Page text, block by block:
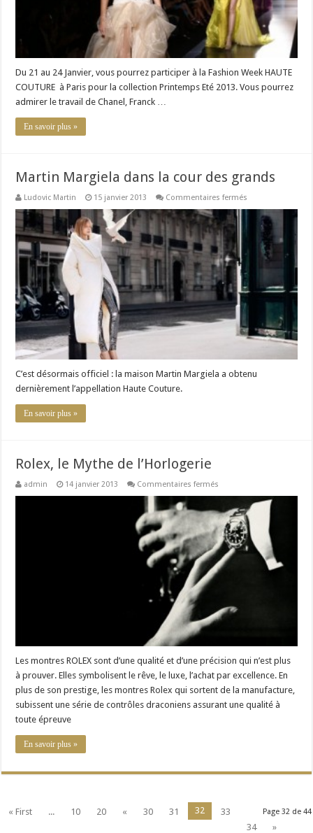
Du 21 au 24 Janvier, vous pourrez participer à la Fashion Week HAUTE
COUTURE à Paris pour la collection Printemps Eté 2013. Vous pourrez
admirer le travail de Chanel, Franck …
En savoir plus »
Martin Margiela dans la cour des grands
Ludovic Martin 15 janvier 2013 Commentaires fermés
Margiela
dans
cour
grands
C’est désormais officiel : la maison Martin Margiela a obtenu
dernièrement l’appellation Haute Couture.
En savoir plus »
Rolex, le Mythe de l’Horlogerie
admin 14 janvier 2013 Commentaires fermés
Mythe
de
l’Horlogerie
Les montres ROLEX sont d’une qualité et d’une précision qui n’est plus
à prouver. Elles symbolisent le rêve, le luxe, l’achat par excellence. En
plus de son prestige, les montres Rolex qui sortent de la manufacture,
subissent une série de contrôles draconiens assurant une qualité à
toute épreuve
En savoir plus »
Page 32 de 44
« First ... 10 20 « 30 31 32
33
34
»